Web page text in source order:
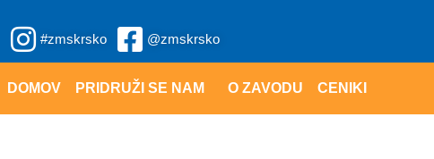
to
#zmskrsko @zmskrsko
DOMOV PRIDRUŽI SE NAM O ZAVODU CENIKI